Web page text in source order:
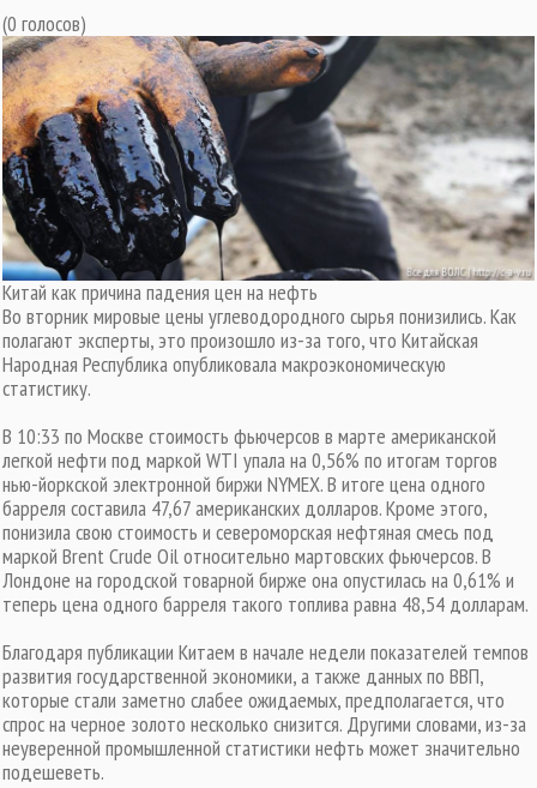
(0 голосов)
Китай как причина падения цен на нефть
Во вторник мировые цены углеводородного сырья понизились. Как
полагают эксперты, это произошло из-за того, что Китайская
Народная Республика опубликовала макроэкономическую
статистику.
В 10:33 по Москве стоимость фьючерсов в марте американской
легкой нефти под маркой WTI упала на 0,56% по итогам торгов
нью-йоркской электронной биржи NYMEX. В итоге цена одного
барреля составила 47,67 американских долларов. Кроме этого,
понизила свою стоимость и североморская нефтяная смесь под
маркой Brent Crude Oil относительно мартовских фьючерсов. В
Лондоне на городской товарной бирже она опустилась на 0,61% и
теперь цена одного барреля такого топлива равна 48,54 долларам.
Благодаря публикации Китаем в начале недели показателей темпов
развития государственной экономики, а также данных по ВВП,
которые стали заметно слабее ожидаемых, предполагается, что
спрос на черное золото несколько снизится. Другими словами, из-за
неуверенной промышленной статистики нефть может значительно
подешеветь.